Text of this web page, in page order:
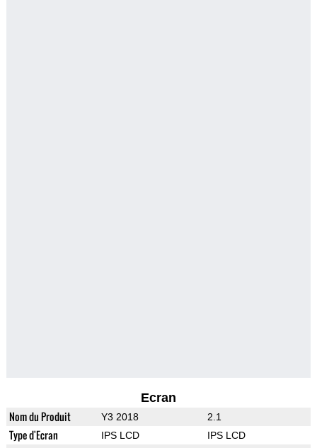
Ecran
Nom du Produit Y3 2018 2.1
Type d'Ecran IPS LCD IPS LCD